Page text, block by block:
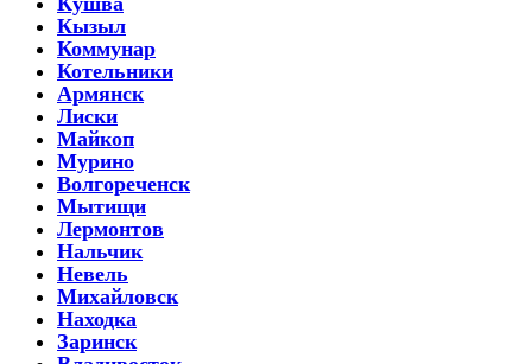
Кызыл
Коммунар
Котельники
Армянск
Лиски
Майкоп
Мурино
Волгореченск
Мытищи
Лермонтов
Нальчик
Невель
Михайловск
Находка
Заринск